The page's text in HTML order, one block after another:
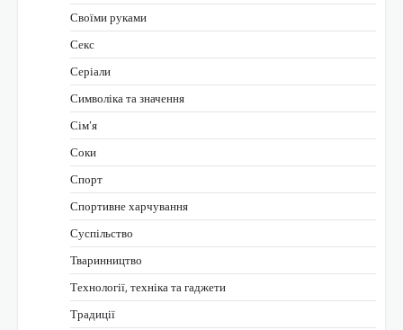
Своїми руками
Секс
Серіали
Символіка та значення
Сім’я
Соки
Спорт
Спортивне харчування
Суспільство
Тваринництво
Технології, техніка та гаджети
Традиції